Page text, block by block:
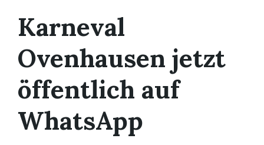
Karneval
Ovenhausen jetzt
öffentlich auf
WhatsApp